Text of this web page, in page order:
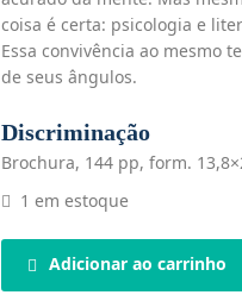
coisa é certa: psicologia e
Essa convivência ao mesmo
de seus ângulos.
Discriminação
Brochura, 144 pp, form.
1 em estoque
Adicionar ao carrinho